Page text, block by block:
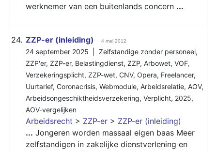
werknemer van een buitenlands concern ...
24. ZZP-er (inleiding) 4 mei 2012
24 september 2025 | Zelfstandige zonder personeel,
ZZP'er, ZZP-er, Belastingdienst, ZZP, Arbowet, VOF,
Verzekeringsplicht, ZZP-wet, CNV, Opera, Freelancer,
Uurtarief, Coronacrisis, Webmodule, Arbeidsrelatie, AOV,
Arbeidsongeschiktheidsverzekering, Verplicht, 2025,
AOV-vergelijken
Arbeidsrecht > ZZP-er > ZZP-er (inleiding)
... Jongeren worden massaal eigen baas Meer
zelfstandigen in zakelijke dienstverlening en